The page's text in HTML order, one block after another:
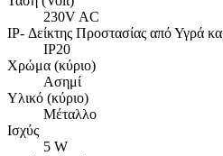
230V AC
IP- Δείκτης Προστασίας από Υγρά
IP20
Χρώμα (κύριο)
Ασημί
Υλικό (κύριο)
Μέταλλο
Ισχύς
5 W